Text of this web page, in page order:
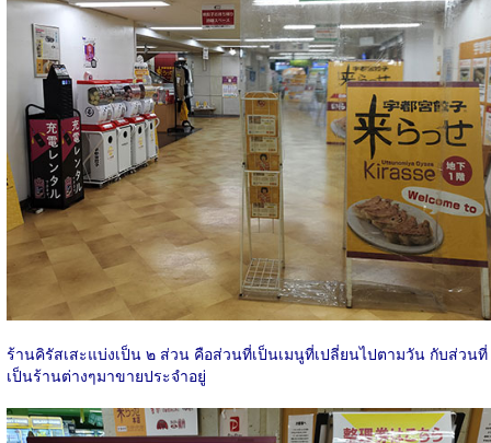
ร้านคิรัสเสะแบ่งเป็น ๒ ส่วน คือส่วนที่เป็นเมนูที่เปลี่ยนไปตามวัน กับส่วนที่
เป็นร้านต่างๆมาขายประจำอยู่